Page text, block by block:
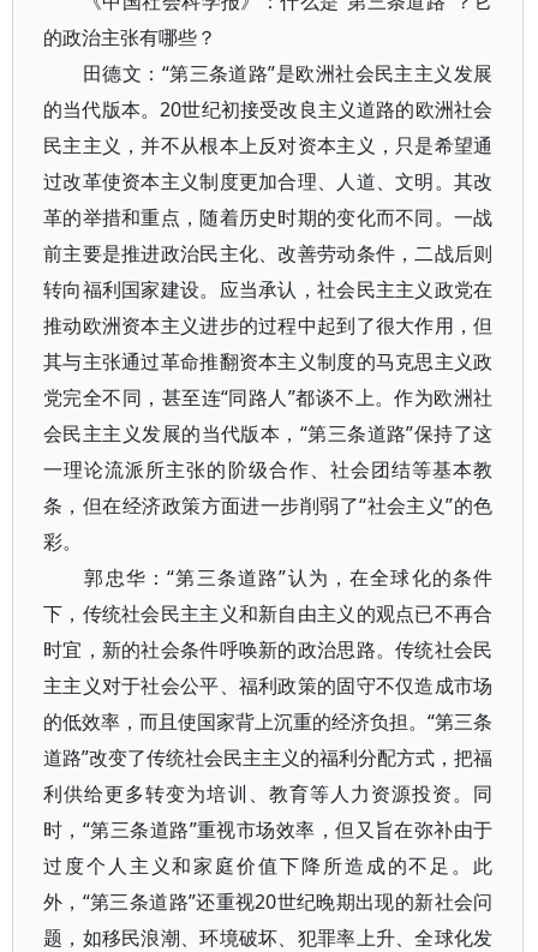
的政治主张有哪些？
田德文：“第三条道路”是欧洲社会民主主义发展
的当代版本。20世纪初接受改良主义道路的欧洲社会
民主主义，并不从根本上反对资本主义，只是希望通
过改革使资本主义制度更加合理、人道、文明。其改
革的举措和重点，随着历史时期的变化而不同。一战
前主要是推进政治民主化、改善劳动条件，二战后则
转向福利国家建设。应当承认，社会民主主义政党在
推动欧洲资本主义进步的过程中起到了很大作用，但
其与主张通过革命推翻资本主义制度的马克思主义政
党完全不同，甚至连“同路人”都谈不上。作为欧洲社
会民主主义发展的当代版本，“第三条道路”保持了这
一理论流派所主张的阶级合作、社会团结等基本教
条，但在经济政策方面进一步削弱了“社会主义”的色
彩。
郭忠华：“第三条道路”认为，在全球化的条件
下，传统社会民主主义和新自由主义的观点已不再合
时宜，新的社会条件呼唤新的政治思路。传统社会民
主主义对于社会公平、福利政策的固守不仅造成市场
的低效率，而且使国家背上沉重的经济负担。“第三条
道路”改变了传统社会民主主义的福利分配方式，把福
利供给更多转变为培训、教育等人力资源投资。同
时，“第三条道路”重视市场效率，但又旨在弥补由于
过度个人主义和家庭价值下降所造成的不足。此
外，“第三条道路”还重视20世纪晚期出现的新社会问
题，如移民浪潮、环境破坏、犯罪率上升、全球化发